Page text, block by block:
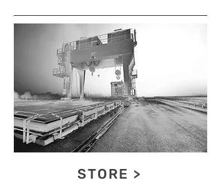
STORE >